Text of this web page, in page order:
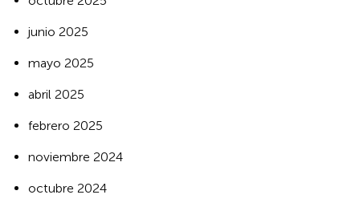
junio 2025
mayo 2025
abril 2025
febrero 2025
noviembre 2024
octubre 2024